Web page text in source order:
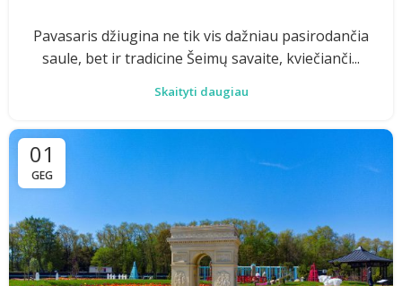
Pavasaris džiugina ne tik vis dažniau pasirodančia
saule, bet ir tradicine Šeimų savaite, kviečianči...
Skaityti daugiau
01
GEG